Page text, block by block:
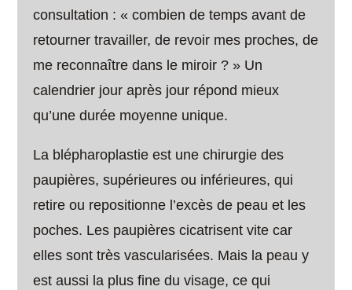
consultation : « combien de temps avant de
retourner travailler, de revoir mes proches, de
me reconnaître dans le miroir ? » Un
calendrier jour après jour répond mieux
qu’une durée moyenne unique.
La blépharoplastie est une chirurgie des
paupières, supérieures ou inférieures, qui
retire ou repositionne l’excès de peau et les
poches. Les paupières cicatrisent vite car
elles sont très vascularisées. Mais la peau y
est aussi la plus fine du visage, ce qui